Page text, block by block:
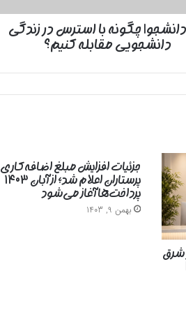
چگونه با استرس در زندگی
دانشجویی مقابله کنیم؟
شرق
جزئیات افزایش مبلغ اضافه‌کاری
پرستاران اعلام شد؛ از آبان ۱۴۰۳
پرداخت‌ها آغاز می‌شود
بهمن 9, 1403